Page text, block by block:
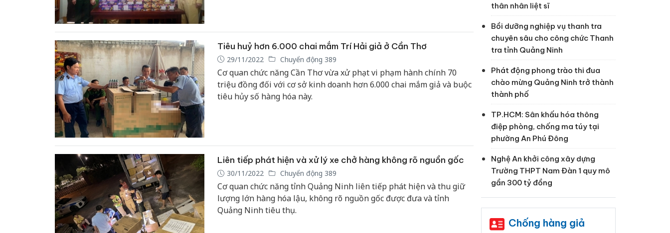
Tiêu huỷ hơn 6.000 chai mắm Trí Hải giả ở Cần Thơ
29/11/2022 Chuyển động 389
Cơ quan chức năng Cần Thơ vừa xử phạt vi phạm hành chính 70
triệu đồng đối với cơ sở kinh doanh hơn 6.000 chai mắm giả và buộc
tiêu hủy số hàng hóa này.
Liên tiếp phát hiện và xử lý xe chở hàng không rõ nguồn gốc
30/11/2022 Chuyển động 389
Cơ quan chức năng tỉnh Quảng Ninh liên tiếp phát hiện và thu giữ
lượng lớn hàng hóa lậu, không rõ nguồn gốc được đưa và tỉnh
Quảng Ninh tiêu thụ.
thân nhân liệt sĩ
Bồi dưỡng nghiệp vụ thanh tra
chuyên sâu cho công chức Thanh
tra tỉnh Quảng Ninh
Phát động phong trào thi đua
chào mừng Quảng Ninh trở thành
thành phố
TP.HCM: Sân khấu hóa thông
điệp phòng, chống ma túy tại
phường An Phú Đông
Nghệ An khởi công xây dựng
Trường THPT Nam Đàn 1 quy mô
gần 300 tỷ đồng
Chống hàng giả